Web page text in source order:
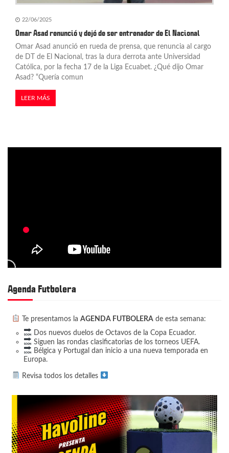
22/06/2025
Omar Asad renunció y dejó de ser entrenador de El Nacional
Omar Asad anunció en rueda de prensa, que renuncia al cargo
de DT de El Nacional, tras la dura derrota ante Universidad
Católica, por la fecha 17 de la Liga Ecuabet. ¿Qué dijo Omar
Asad? “Quería comun
LEER MÁS
Agenda Futbolera
Te presentamos la AGENDA FUTBOLERAde esta semana:
Dos nuevos duelos de Octavos de la Copa Ecuador.
Siguen las rondas clasificatorias de los torneos UEFA.
Bélgica y Portugal dan inicio a una nueva temporada en
Europa.
Revisa todos los detalles